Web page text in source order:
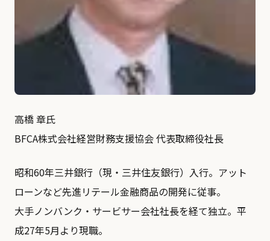
高橋 章氏
BFCA株式会社経営財務支援協会 代表取締役社長
昭和60年三井銀行（現・三井住友銀行）入行。アット
ローンなど先進リテール金融商品の開発に従事。
大手ノンバンク・サービサー会社社長を経て独立。平
成27年5月より現職。